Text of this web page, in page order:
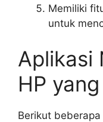
Memiliki
untuk
Aplikasi
HP
Berikut